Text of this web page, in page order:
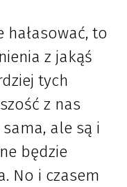
hałasować, to
z jakąś
tych
z nas
ale są i
będzie
No i czasem